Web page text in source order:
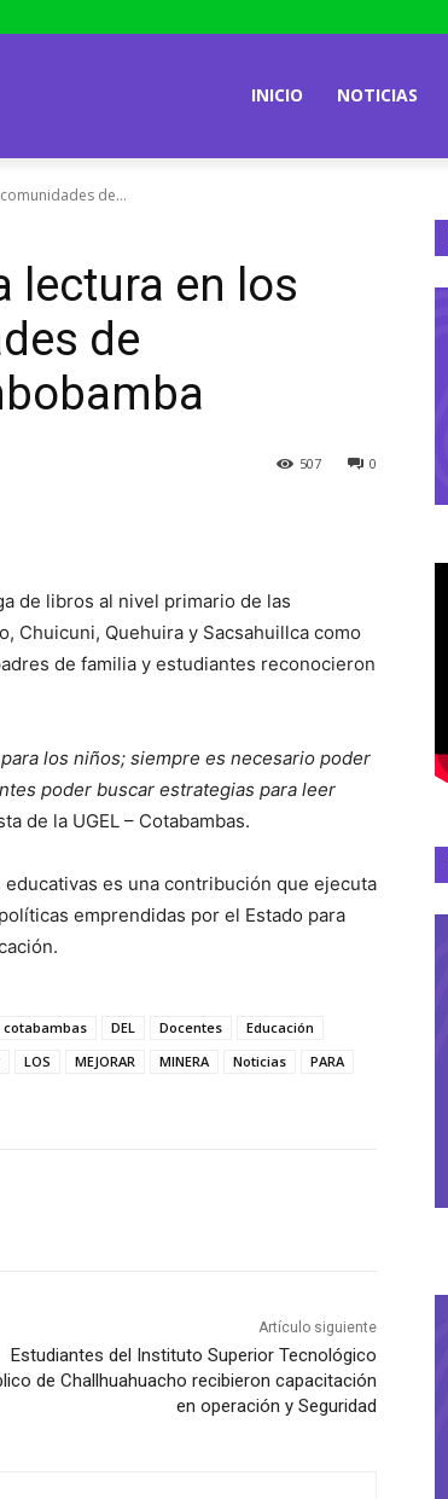
INICIO NOTICIAS
de...
lectura en los
de
0
507
de libros al nivel primario de las
Chuicuni, Quehuira y Sacsahuillca como
de familia y estudiantes reconocieron
los niños; siempre es necesario poder
poder buscar estrategias para leer
de la UGEL – Cotabambas.
es una contribución que ejecuta
emprendidas por el Estado para
cotabambas DEL Docentes
Educación
LOS MEJORAR MINERA Noticias
PARA
Artículo siguiente
Estudiantes del Instituto Superior Tecnológico
de Challhuahuacho recibieron capacitación
en operación y Seguridad